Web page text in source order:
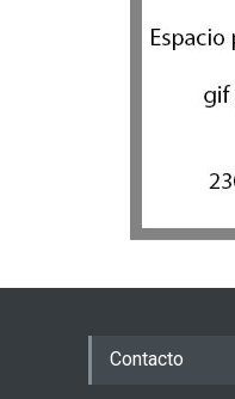
Contacto